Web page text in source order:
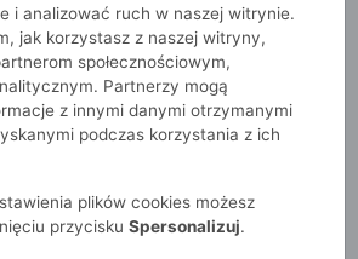
wszystko
Sukienki i kombinezony
i analizować ruch w naszej witrynie.
jak korzystasz z naszej witryny,
społecznościowym,
Partnerzy mogą
z innymi danymi otrzymanymi
podczas korzystania z ich
plików cookies możesz
przycisku Spersonalizuj.